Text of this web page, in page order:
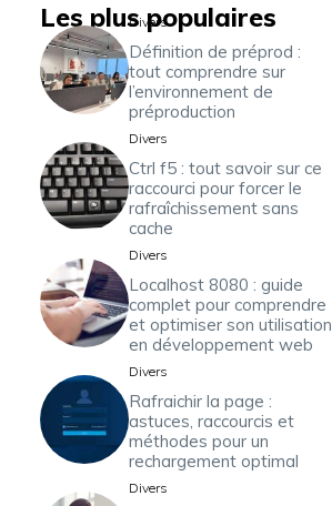
Les plus populaires
Divers
Définition de préprod :
tout comprendre sur
l’environnement de
préproduction
Divers
Ctrl f5 : tout savoir sur ce
raccourci pour forcer le
rafraîchissement sans
cache
Divers
Localhost 8080 : guide
complet pour comprendre
et optimiser son utilisation
en développement web
Divers
Rafraichir la page :
astuces, raccourcis et
méthodes pour un
rechargement optimal
Divers